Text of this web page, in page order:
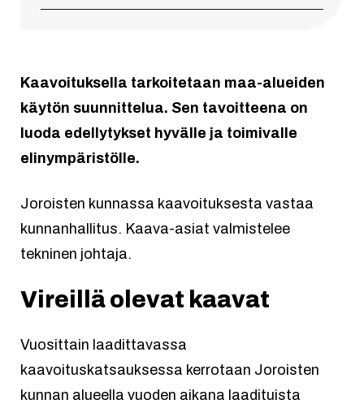
Kaavoituksella tarkoitetaan maa-alueiden
käytön suunnittelua. Sen tavoitteena on
luoda edellytykset hyvälle ja toimivalle
elinympäristölle.
Joroisten kunnassa kaavoituksesta vastaa
kunnanhallitus. Kaava-asiat valmistelee
tekninen johtaja.
Vireillä olevat kaavat
Vuosittain laadittavassa
kaavoituskatsauksessa kerrotaan Joroisten
kunnan alueella vuoden aikana laadituista